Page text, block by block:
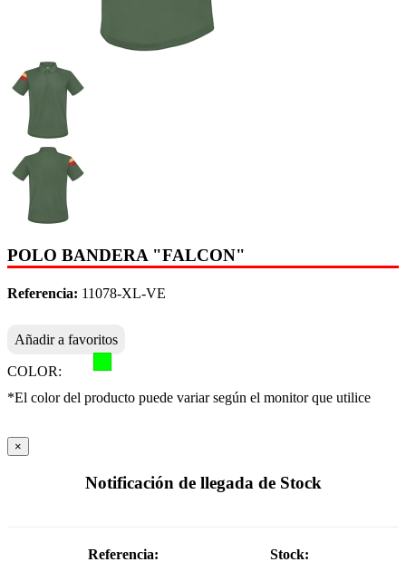
POLO BANDERA "FALCON"
Referencia: 11078-XL-VE
Añadir a favoritos
COLOR:
*El color del producto puede variar según el monitor que utilice
×
Notificación de llegada de Stock
Referencia: Stock: